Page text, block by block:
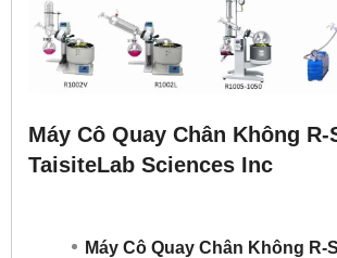
Máy Cô Quay Chân Không R-
TaisiteLab Sciences Inc
Máy Cô Quay Chân Không R-